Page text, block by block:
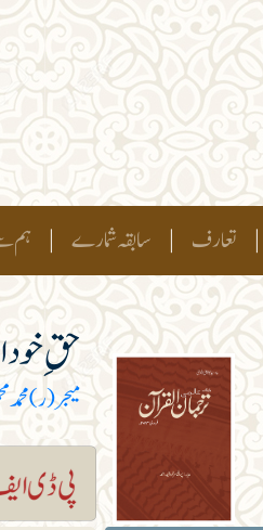
| تعارف | سابقہ شمارے | ہم
حقِ خود
میجر (ر) محمد